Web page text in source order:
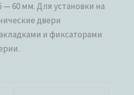
— 60 мм. Для установки на
двери
и фиксаторами